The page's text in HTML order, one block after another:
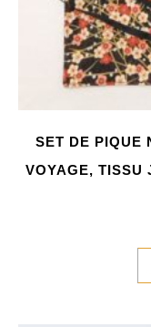
SET DE PIQUE
VOYAGE, TISSU